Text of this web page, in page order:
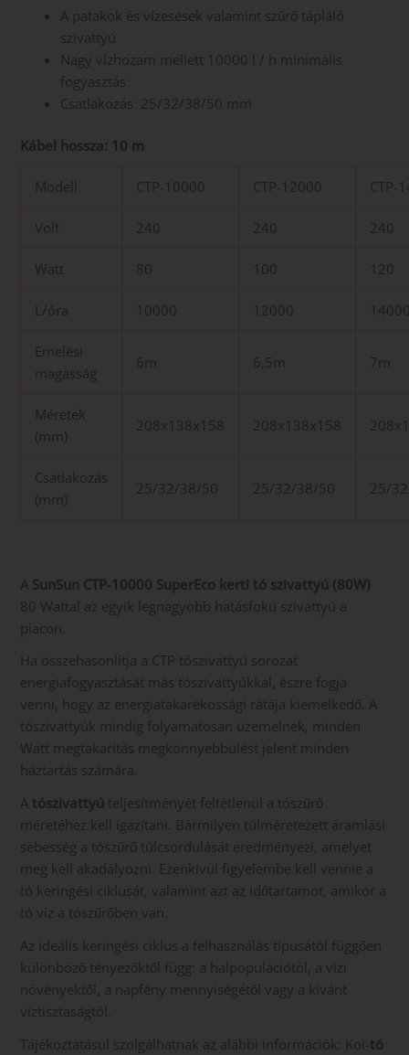
A patakok és vízesések valamint szűrő tápláló
szivattyú
Nagy vízhozam mellett 10000 l / h minimális
fogyasztás
Csatlakozás 25/32/38/50 mm
Kábel hossza: 10 m
Modell CTP-10000 CTP-12000 CTP-
Volt 240 240 240
Watt 80 100 120
L/óra 10000 12000
Emelési
magasság
6m 6,5m 7m
Méretek
(mm)
208x138x158 208x138x158
Csatlakozás
(mm)
25/32/38/50 25/32/38/50 25/
A SunSun CTP-10000 SuperEco kerti tó szivattyú (80W)
80 Wattal az egyik legnagyobb hatásfokú szivattyú a
piacon.
Ha összehasonlítja a CTP tószivattyú sorozat
energiafogyasztását más tószivattyúkkal, észre fogja
venni, hogy az energiatakarékossági rátája kiemelkedő. A
tószivattyúk mindig folyamatosan üzemelnek, minden
Watt megtakarítás megkönnyebbülést jelent minden
háztartás számára.
A tószivattyú teljesítményét feltétlenül a tószűrő
méretéhez kell igazítani. Bármilyen túlméretezett áramlási
sebesség a tószűrő túlcsordulását eredményezi, amelyet
meg kell akadályozni. Ezenkívül figyelembe kell vennie a
tó keringési ciklusát, valamint azt az időtartamot, amikor a
tó víz a tószűrőben van.
Az ideális keringési ciklus a felhasználás típusától függően
különböző tényezőktől függ: a halpopulációtól, a vízi
növényektől, a napfény mennyiségétől vagy a kívánt
víztisztaságtól.
Tájékoztatásul szolgálhatnak az alábbi információk: Koi-tó